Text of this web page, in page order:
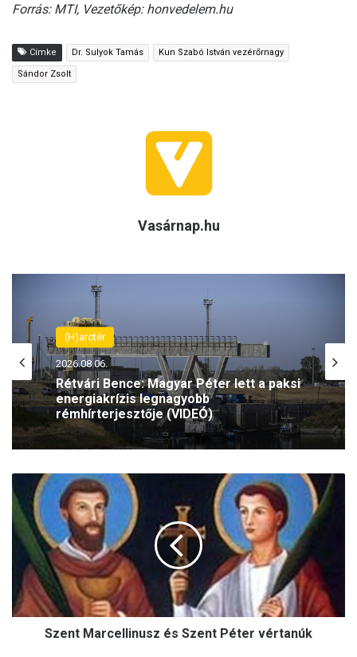
Forrás: MTI, Vezetőkép: honvedelem.hu
Címke Dr. Sulyok Tamás Kun Szabó István vezérőrnagy
Sándor Zsolt
Vasárnap.hu
(H)arctér
2026.08.06.
Rétvári Bence: Magyar Péter lett a paksi
energiakrízis legnagyobb
rémhírterjesztője (VIDEÓ)
z
c
Szent Marcellinusz és Szent Péter vértanúk